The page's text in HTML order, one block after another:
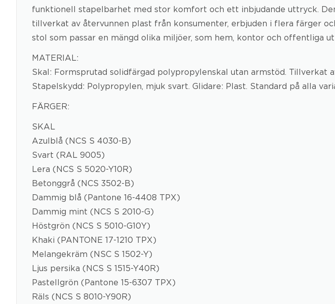
funktionell stapelbarhet med stor komfort och ett inbjudande uttryck.
tillverkat av återvunnen plast från konsumenter, erbjuden i flera färger
stol som passar en mängd olika miljöer, som hem, kontor och offentliga
MATERIAL:
Skal: Formsprutad solidfärgad polypropylenskal utan armstöd. Tillverkat
Stapelskydd: Polypropylen, mjuk svart. Glidare: Plast. Standard på alla
FÄRGER:
SKAL
Azulblå (NCS S 4030-B)
Svart (RAL 9005)
Lera (NCS S 5020-Y10R)
Betonggrå (NCS 3502-B)
Dammig blå (Pantone 16-4408 TPX)
Dammig mint (NCS S 2010-G)
Höstgrön (NCS S 5010-G10Y)
Khaki (PANTONE 17-1210 TPX)
Melangekräm (NSC S 1502-Y)
Ljus persika (NCS S 1515-Y40R)
Pastellgrön (Pantone 15-6307 TPX)
Räls (NCS S 8010-Y90R)